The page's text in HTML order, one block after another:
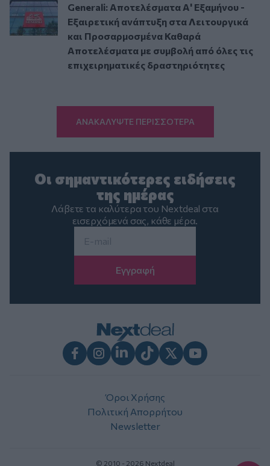
Generali: Αποτελέσματα Α' Εξαμήνου -
Εξαιρετική ανάπτυξη στα Λειτουργικά
και Προσαρμοσμένα Καθαρά
Αποτελέσματα με συμβολή από όλες τις
επιχειρηματικές δραστηριότητες
ΑΝΑΚΑΛΥΨΤΕ ΠΕΡΙΣΣΟΤΕΡΑ
Οι σημαντικότερες ειδήσεις
της ημέρας
Λάβετε τα καλύτερα του Nextdeal στα
εισερχόμενά σας, κάθε μέρα.
Όροι Χρήσης
Πολιτική Απορρήτου
Newsletter
© 2010 - 2026 Nextdeal